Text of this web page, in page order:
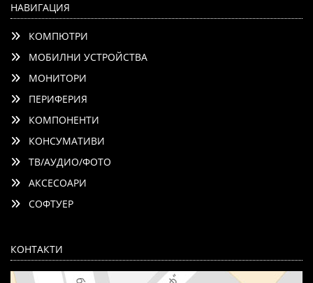
НАВИГАЦИЯ
КОМПЮТРИ
МОБИЛНИ УСТРОЙСТВА
МОНИТОРИ
ПЕРИФЕРИЯ
КОМПОНЕНТИ
КОНСУМАТИВИ
ТВ/АУДИО/ФОТО
АКСЕСОАРИ
СОФТУЕР
КОНТАКТИ